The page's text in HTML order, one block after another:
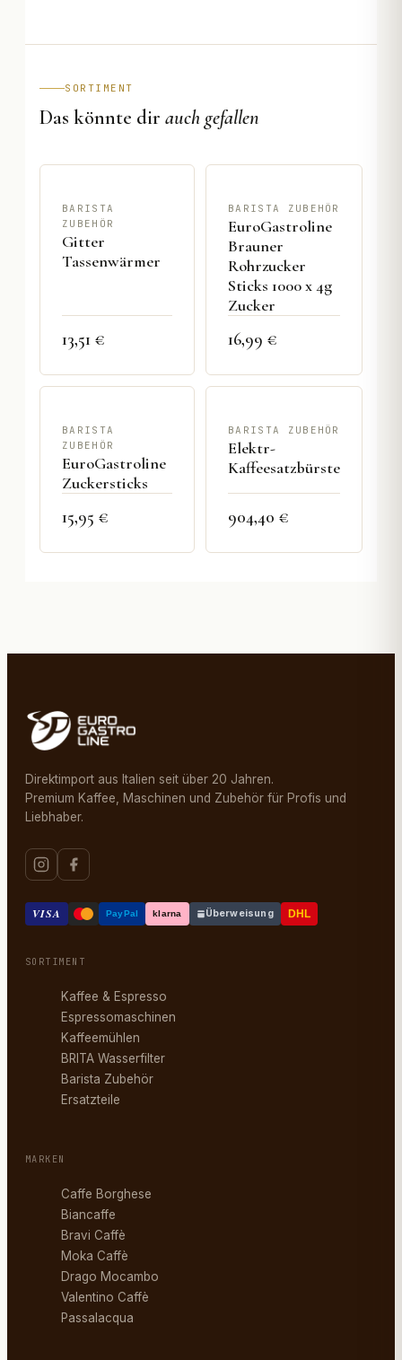
SORTIMENT
Das könnte dir auch gefallen
BARISTA
ZUBEHÖR
Gitter
Tassenwärmer
13,51 €
BARISTA ZUBEHÖR
EuroGastroline
Brauner
Rohrzucker
Sticks 1000 x 4g
Zucker
16,99 €
BARISTA
ZUBEHÖR
EuroGastroline
Zuckersticks
15,95 €
BARISTA ZUBEHÖR
Elektr-
Kaffeesatzbürste
904,40 €
Direktimport aus Italien seit über 20 Jahren.
Premium Kaffee, Maschinen und Zubehör für Profis und
Liebhaber.
VISA PayPal klarna Überweisung DHL
SORTIMENT
Kaffee & Espresso
Espressomaschinen
Kaffeemühlen
BRITA Wasserfilter
Barista Zubehör
Ersatzteile
MARKEN
Caffe Borghese
Biancaffe
Bravi Caffè
Moka Caffè
Drago Mocambo
Valentino Caffè
Passalacqua